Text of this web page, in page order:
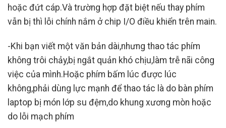
hoặc đứt cáp.Và trường hợp đặt biệt nếu thay phím
vẫn bị thì lỗi chính nắm ở chip I/O điều khiển trên main.
-Khi bạn viết một văn bản dài,nhưng thao tác phím
không trôi chảy,bị ngắt quản khó chịu,làm trễ nãi công
việc của mình.Hoặc phím bấm lúc được lúc
không,phải dùng lực mạnh để thao tác là do bàn phím
laptop bị món lớp su đệm,do khung xương mòn hoặc
do lỗi mạch phím